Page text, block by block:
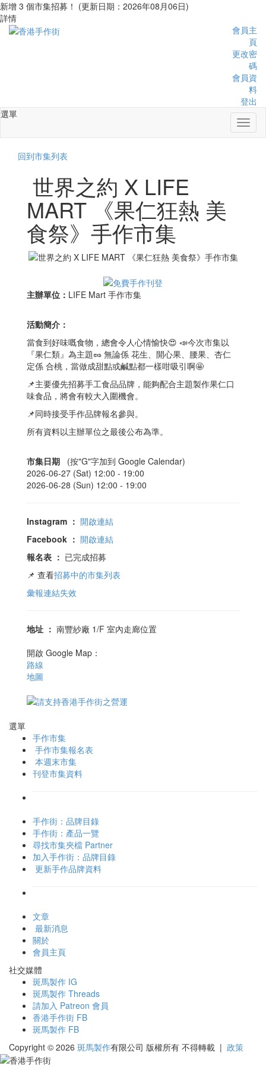
新增 3 個市集招募！ (更新日期：2026年08月06日)
詳情
會員主
頁
更改密
碼
會員資
料
登出
選單
回到市集列表
世界之約 X LIFE
MART 《果仁狂熱 美
食祭》手作市集
主辦單位： LIFE Mart 手作市集
活動簡介：
當食到好味嘅食物，總會令人心情愉快😍 📣今次市集以
『果仁類』為主題🥜 無論係 花生、開心果、腰果、杏仁
定係 合桃，當做成甜點或鹹點都一樣咁吸引啊🤩
📌主要優先招募手工食品品牌，能夠配合主題製作果仁口
味食品，將會有較大入圍機會。
📌同時接受手作品牌報名參與。
所有資料以主辦單位之最後公布為準。
市集日期
(按"G"字加到 Google Calendar)
2026-06-27 (Sat) 12:00 - 19:00
2026-06-28 (Sun) 12:00 - 19:00
Instagram ： 開啟連結
Facebook ： 開啟連結
報名表 ： 已完成招募
📌 查看招募中的市集列表
彙報連結失效
地址 ： 南豐紗廠 1/F 室內走廊位置
開啟 Google Map：
路線
地圖
選單
手作市集
手作市集報名表
本週末市集
刊登市集資料
手作街：品牌目錄
手作街：產品一覽
尋找市集夾檔 Partner
加入手作街：品牌目錄
更新手作品牌資料
文章
最新消息
關於
會員主頁
社交媒體
斑馬製作 IG
斑馬製作 Threads
請加入 Patreon 會員
香港手作街 FB
斑馬製作 FB
Copyright © 2026 斑馬製作有限公司 版權所有 不得轉載 | 政策